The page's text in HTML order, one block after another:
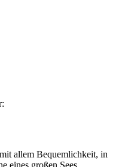
allem Bequemlichkeit, in
eines großen Sees.